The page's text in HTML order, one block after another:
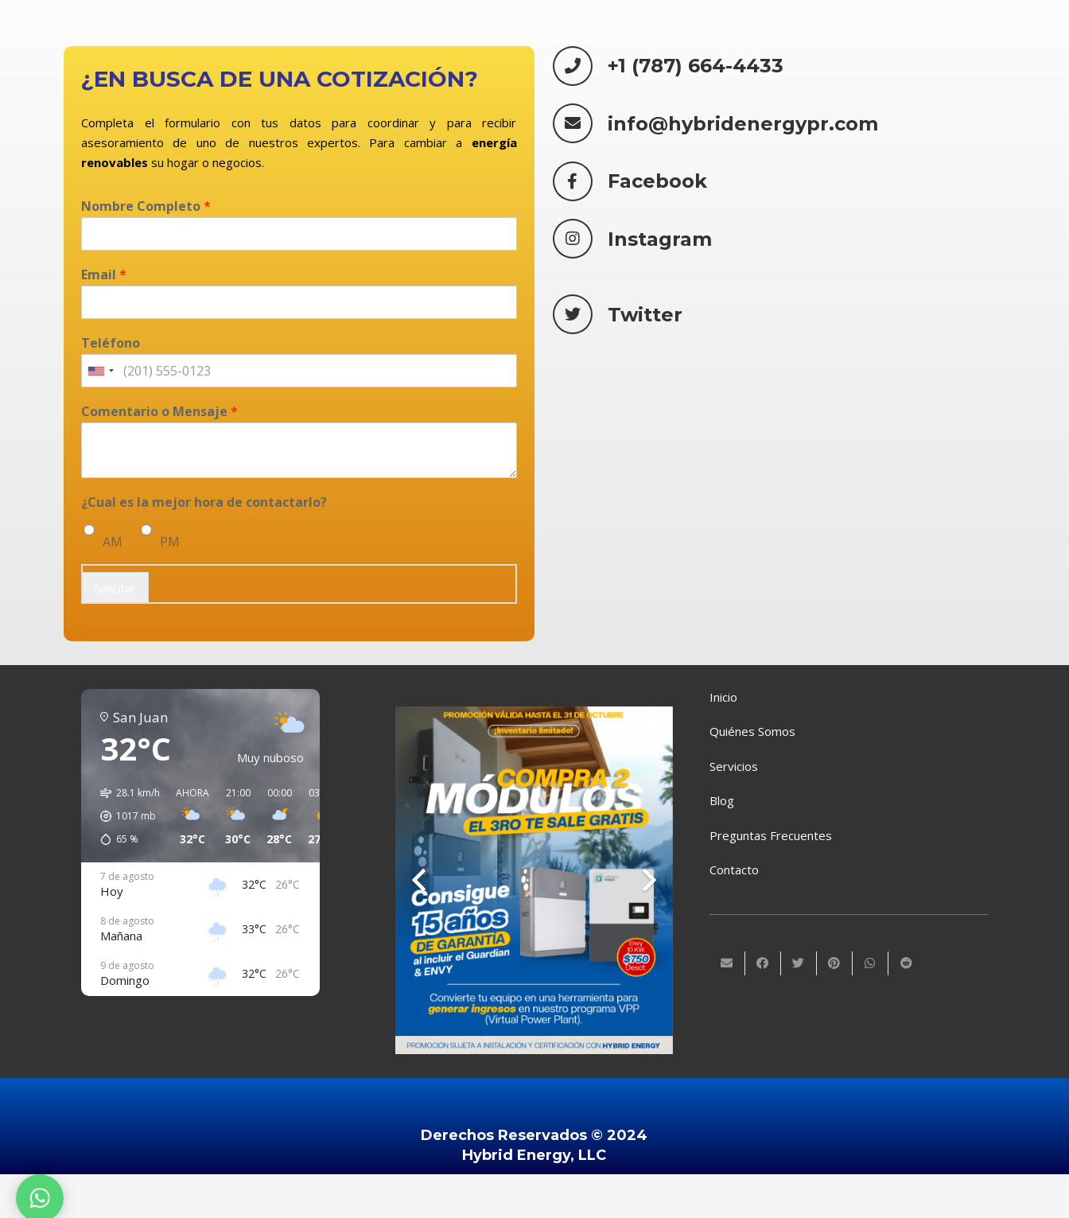
¿EN BUSCA DE UNA COTIZACIÓN?
Completa el formulario con tus datos para coordinar y para recibir
asesoramiento de uno de nuestros expertos. Para cambiar a energía
renovables su hogar o negocios.
Nombre Completo*
Email *
Teléfono
Comentario o Mensaje *
¿Cual es la mejor hora de contactarlo?
AM PM
+1 (787) 664-4433
info@hybridenergypr.com
Facebook
Instagram
Twitter
San Juan
32°C Muy nuboso
28.1 km/h
1017 mb
65 %
AHORA
32°C
21:00
30°C
00:00
28°C
03:00
27°C 26°C
12:00
30°C
15:00
31°C
7 de agosto
Hoy 32°C 26°C
8 de agosto
Mañana 33°C 26°C
9 de agosto
Domingo 32°C 26°C
Inicio
Quiénes Somos
Servicios
Blog
Preguntas Frecuentes
Contacto
Derechos Reservados ©️ 2024
Hybrid Energy, LLC